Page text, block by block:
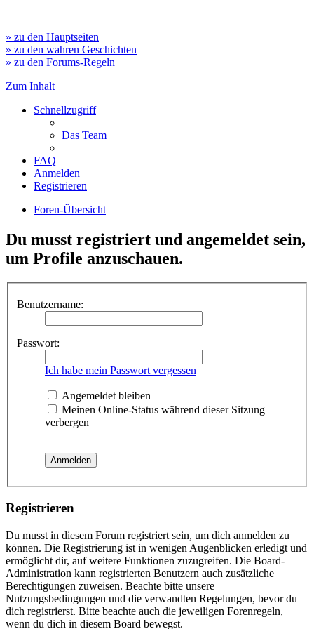
» zu den Hauptseiten
» zu den wahren Geschichten
» zu den Forums-Regeln
Zum Inhalt
Schnellzugriff
Das Team
FAQ
Anmelden
Registrieren
Foren-Übersicht
Du musst registriert und angemeldet sein,
um Profile anzuschauen.
Benutzername:
Passwort:
Ich habe mein Passwort vergessen
Angemeldet bleiben
Meinen Online-Status während dieser Sitzung
verbergen
Registrieren
Du musst in diesem Forum registriert sein, um dich anmelden zu
können. Die Registrierung ist in wenigen Augenblicken erledigt und
ermöglicht dir, auf weitere Funktionen zuzugreifen. Die Board-
Administration kann registrierten Benutzern auch zusätzliche
Berechtigungen zuweisen. Beachte bitte unsere
Nutzungsbedingungen und die verwandten Regelungen, bevor du
dich registrierst. Bitte beachte auch die jeweiligen Forenregeln,
wenn du dich in diesem Board bewegst.